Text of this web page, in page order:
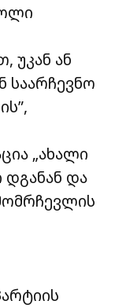
უკან ან
საარჩევნო
„ახალი
დგანან და